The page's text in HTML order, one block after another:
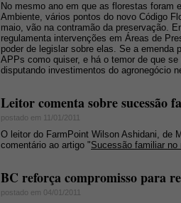
No mesmo ano em que as florestas foram
Ambiente, vários pontos do novo Código
maio, vão na contramão da preservação.
regulamenta intervenções em Áreas de
poder de legislar sobre elas. Se a emenda
APPs como quiser, e há o temor de que
disputando investimentos do agronegócio
Leitor comenta sobre sucessão
postado em 11/01/2011
O leitor do FarmPoint Wilson Ashidani, de
comentário ao artigo "Sucessão familiar no
BC reforça compromisso para
postado em 04/01/2011